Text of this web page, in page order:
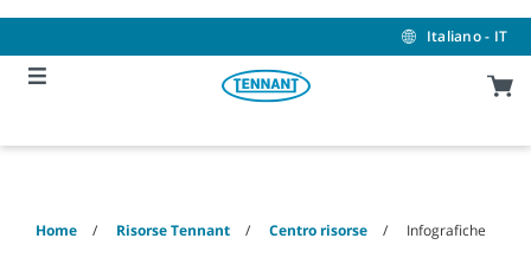
content
navigation
menu
Italiano - IT
Home Risorse Tennant Centro risorse Infografiche